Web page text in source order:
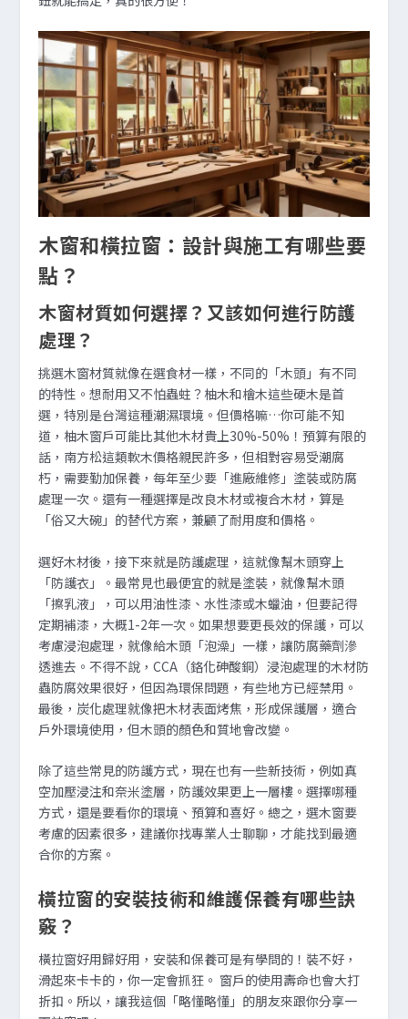
木窗和橫拉窗：設計與施工有哪些要
點？
木窗材質如何選擇？又該如何進行防護
處理？
挑選木窗材質就像在選食材一樣，不同的「木頭」有不同
的特性。想耐用又不怕蟲蛀？柚木和檜木這些硬木是首
選，特別是台灣這種潮濕環境。但價格嘛…你可能不知
道，柚木窗戶可能比其他木材貴上30%-50%！預算有限的
話，南方松這類軟木價格親民許多，但相對容易受潮腐
朽，需要勤加保養，每年至少要「進廠維修」塗裝或防腐
處理一次。還有一種選擇是改良木材或複合木材，算是
「俗又大碗」的替代方案，兼顧了耐用度和價格。
選好木材後，接下來就是防護處理，這就像幫木頭穿上
「防護衣」。最常見也最便宜的就是塗裝，就像幫木頭
「擦乳液」，可以用油性漆、水性漆或木蠟油，但要記得
定期補漆，大概1-2年一次。如果想要更長效的保護，可以
考慮浸泡處理，就像給木頭「泡澡」一樣，讓防腐藥劑滲
透進去。不得不說，CCA（鉻化砷酸銅）浸泡處理的木材防
蟲防腐效果很好，但因為環保問題，有些地方已經禁用。
最後，炭化處理就像把木材表面烤焦，形成保護層，適合
戶外環境使用，但木頭的顏色和質地會改變。
除了這些常見的防護方式，現在也有一些新技術，例如真
空加壓浸注和奈米塗層，防護效果更上一層樓。選擇哪種
方式，還是要看你的環境、預算和喜好。總之，選木窗要
考慮的因素很多，建議你找專業人士聊聊，才能找到最適
合你的方案。
橫拉窗的安裝技術和維護保養有哪些訣
竅？
橫拉窗好用歸好用，安裝和保養可是有學問的！裝不好，
滑起來卡卡的，你一定會抓狂。 窗戶的使用壽命也會大打
折扣。所以，讓我這個「略懂略懂」的朋友來跟你分享一